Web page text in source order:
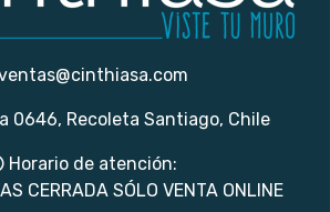
0646, Recoleta Santiago, Chile
Horario de atención:
CERRADA SÓLO VENTA ONLINE